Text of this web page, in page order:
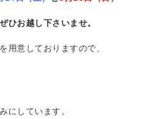
ひお越し下さいませ。
用意しておりますので、
にしています。